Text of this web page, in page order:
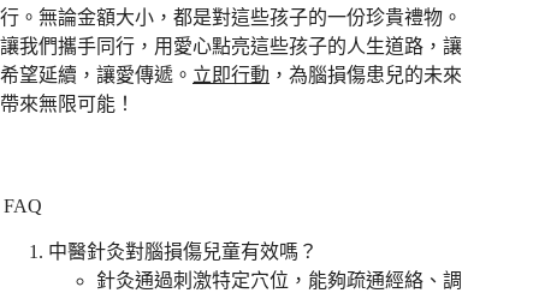
行。無論金額大小，都是對這些孩子的一份珍貴禮物。
讓我們攜手同行，用愛心點亮這些孩子的人生道路，讓
希望延續，讓愛傳遞。 立即行動 ，為腦損傷患兒的未來
帶來無限可能！
FAQ
中醫針灸對腦損傷兒童有效嗎？
針灸通過刺激特定穴位，能夠疏通經絡、調